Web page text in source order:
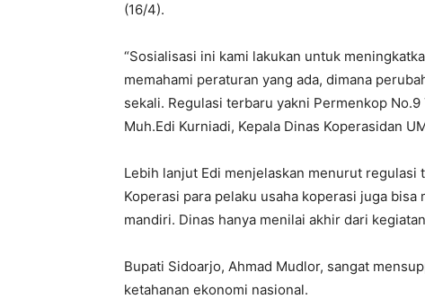
(16/4).
“Sosialisasi ini kami lakukan untuk
memahami peraturan yang ada, dimana
sekali. Regulasi terbaru yakni Permenkop
Muh.Edi Kurniadi, Kepala Dinas Koperasidan
Lebih lanjut Edi menjelaskan menurut
Koperasi para pelaku usaha koperasi juga
mandiri. Dinas hanya menilai akhir dari
Bupati Sidoarjo, Ahmad Mudlor, sangat
ketahanan ekonomi nasional.